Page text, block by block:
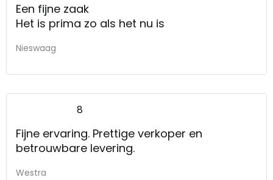
Een fijne zaak
Het is prima zo als het nu is
Nieswaag
8
Fijne ervaring. Prettige verkoper en
betrouwbare levering.
Westra